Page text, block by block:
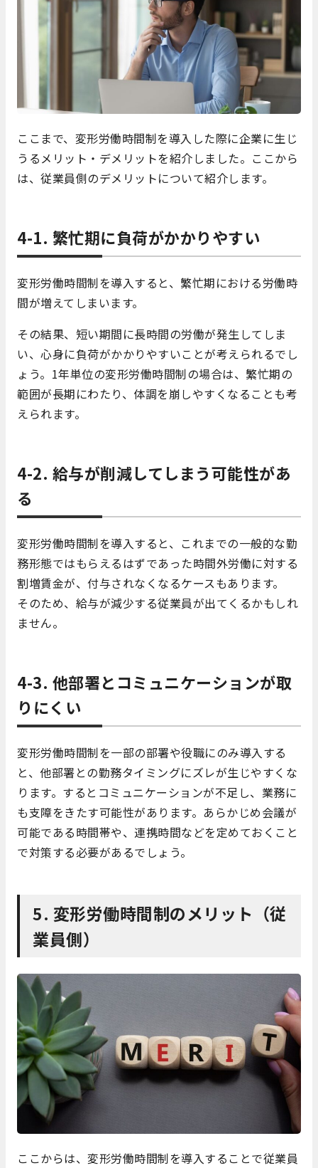
ここまで、変形労働時間制を導入した際に企業に生じ
うるメリット・デメリットを紹介しました。ここから
は、従業員側のデメリットについて紹介します。
4-1. 繁忙期に負荷がかかりやすい
変形労働時間制を導入すると、繁忙期における労働時
間が増えてしまいます。
その結果、短い期間に長時間の労働が発生してしま
い、心身に負荷がかかりやすいことが考えられるでし
ょう。1年単位の変形労働時間制の場合は、繁忙期の
範囲が長期にわたり、体調を崩しやすくなることも考
えられます。
4-2. 給与が削減してしまう可能性があ
る
変形労働時間制を導入すると、これまでの一般的な勤
務形態ではもらえるはずであった時間外労働に対する
割増賃金が、付与されなくなるケースもあります。
そのため、給与が減少する従業員が出てくるかもしれ
ません。
4-3. 他部署とコミュニケーションが取
りにくい
変形労働時間制を一部の部署や役職にのみ導入する
と、他部署との勤務タイミングにズレが生じやすくな
ります。するとコミュニケーションが不足し、業務に
も支障をきたす可能性があります。あらかじめ会議が
可能である時間帯や、連携時間などを定めておくこと
で対策する必要があるでしょう。
5. 変形労働時間制のメリット（従
業員側）
ここからは、変形労働時間制を導入することで従業員